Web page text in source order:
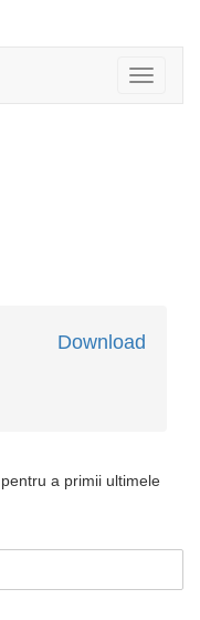
Download
a primii ultimele